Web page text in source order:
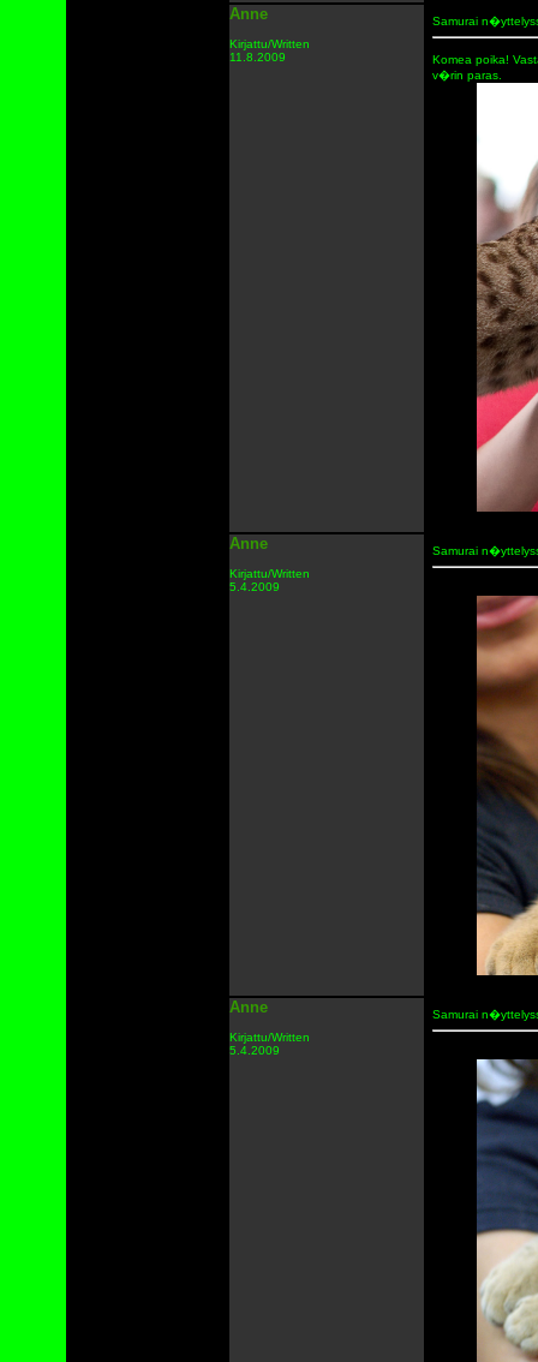
Anne
Kirjattu/Written
11.8.2009
Samurai
Komea poika!
v�rin paras.
Anne
Kirjattu/Written
5.4.2009
Samurai
Anne
Kirjattu/Written
5.4.2009
Samurai